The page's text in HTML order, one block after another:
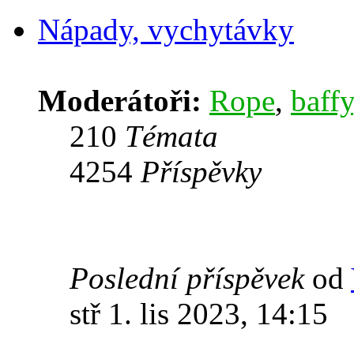
Nápady, vychytávky
Moderátoři: Rope, baffy
210 Témata
4254 Příspěvky
Poslední příspěvekod
stř 1. lis 2023, 14:15